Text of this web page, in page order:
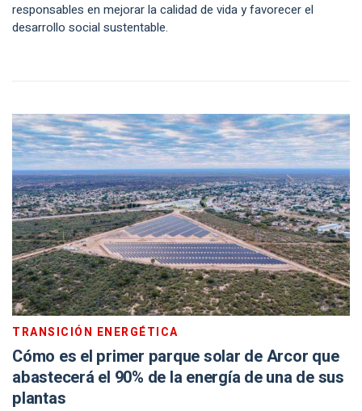
responsables en mejorar la calidad de vida y favorecer el
desarrollo social sustentable.
TRANSICIÓN ENERGÉTICA
Cómo es el primer parque solar de Arcor que
abastecerá el 90% de la energía de una de sus
plantas